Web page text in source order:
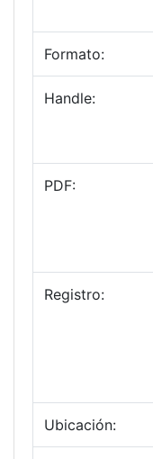
Formato:
Handle:
PDF:
Registro:
Ubicación: